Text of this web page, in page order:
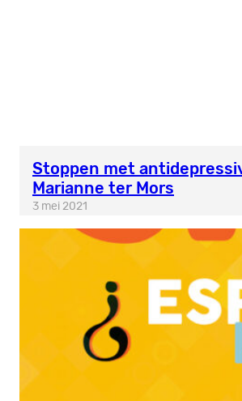
Stoppen met
Marianne ter Mors
3 mei 2021